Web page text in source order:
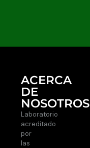
ACERCA
DE
NOSOTROS
Laboratorio
acreditado
por
las